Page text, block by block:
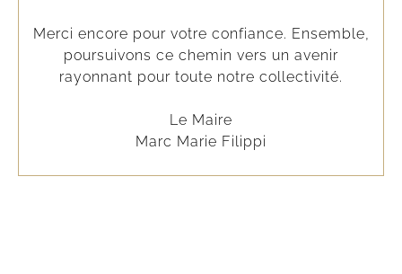
Merci encore pour votre confiance. Ensemble,
poursuivons ce chemin vers un avenir
rayonnant pour toute notre collectivité.
Le Maire
Marc Marie Filippi